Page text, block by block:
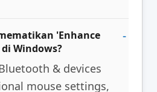
'Enhance
Windows?
& devices
mouse settings,